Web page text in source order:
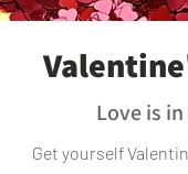
Love is
Get yourself